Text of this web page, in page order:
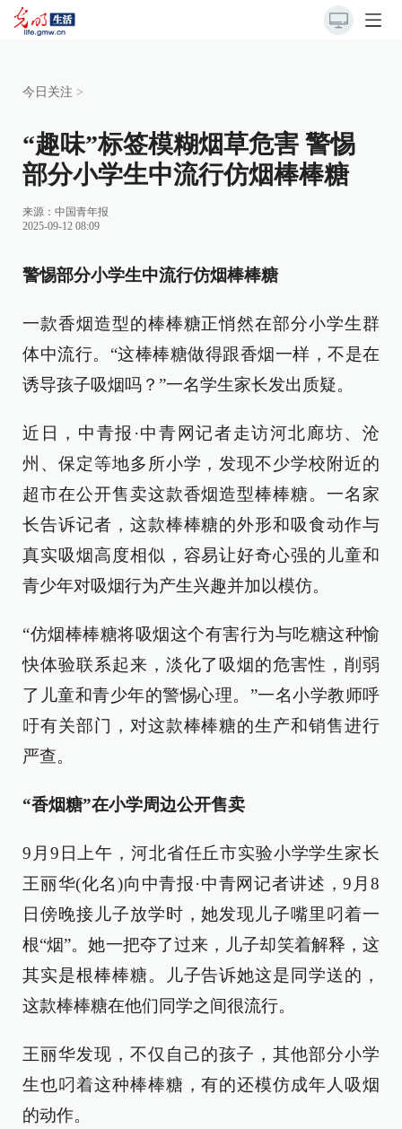
今日关注 >
“趣味”标签模糊烟草危害 警惕
部分小学生中流行仿烟棒棒糖
来源： 中国青年报
2025-09-12 08:09
警惕部分小学生中流行仿烟棒棒糖
一款香烟造型的棒棒糖正悄然在部分小学生群
体中流行。“这棒棒糖做得跟香烟一样，不是在
诱导孩子吸烟吗？”一名学生家长发出质疑。
近日，中青报·中青网记者走访河北廊坊、沧
州、保定等地多所小学，发现不少学校附近的
超市在公开售卖这款香烟造型棒棒糖。一名家
长告诉记者，这款棒棒糖的外形和吸食动作与
真实吸烟高度相似，容易让好奇心强的儿童和
青少年对吸烟行为产生兴趣并加以模仿。
“仿烟棒棒糖将吸烟这个有害行为与吃糖这种愉
快体验联系起来，淡化了吸烟的危害性，削弱
了儿童和青少年的警惕心理。”一名小学教师呼
吁有关部门，对这款棒棒糖的生产和销售进行
严查。
“香烟糖”在小学周边公开售卖
9月9日上午，河北省任丘市实验小学学生家长
王丽华(化名)向中青报·中青网记者讲述，9月8
日傍晚接儿子放学时，她发现儿子嘴里叼着一
根“烟”。她一把夺了过来，儿子却笑着解释，这
其实是根棒棒糖。儿子告诉她这是同学送的，
这款棒棒糖在他们同学之间很流行。
王丽华发现，不仅自己的孩子，其他部分小学
生也叼着这种棒棒糖，有的还模仿成年人吸烟
的动作。